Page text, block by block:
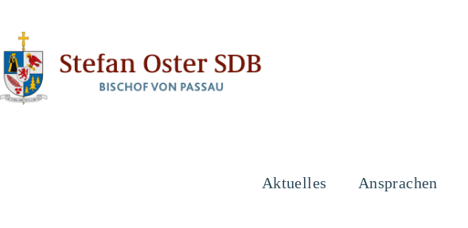
Aktuelles Ansprachen